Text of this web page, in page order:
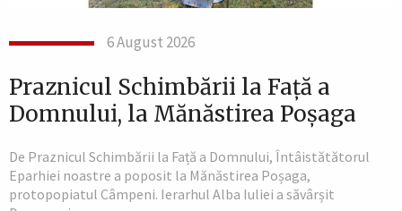
6 August 2026
Praznicul Schimbării la Față a
Domnului, la Mănăstirea Poșaga
De Praznicul Schimbării la Față a Domnului, Întâistătătorul
Eparhiei noastre a poposit la Mănăstirea Poșaga,
protopopiatul Câmpeni. Ierarhul Alba Iuliei a săvârșit